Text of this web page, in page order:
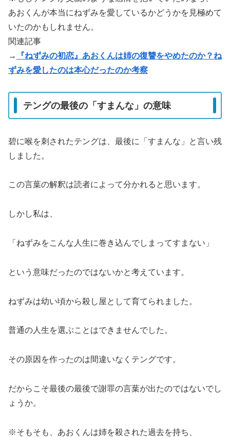
あおくんが本当にねずみを愛しているかどうかを見極めて
いたのかもしれません。
関連記事
→
『ねずみの初恋』あおくんは姉の復讐をやめたのか？ね
ずみを愛したのは本心だったのか考察
テングの最後の「すまんな」の意味
碧に喉を刺されたテングは、最後に「すまんな」と言い残
しました。
この言葉の解釈は読者によって分かれると思います。
しかし私は、
「ねずみをこんな人生に巻き込んでしまってすまない」
という意味だったのではないかと考えています。
ねずみは幼い頃から殺し屋として育てられました。
普通の人生を選ぶことはできませんでした。
その原因を作ったのは間違いなくテングです。
だからこそ最後の最後で謝罪の言葉が出たのではないでし
ょうか。
※そもそも、あおくんは姉を殺された過去を持ち、